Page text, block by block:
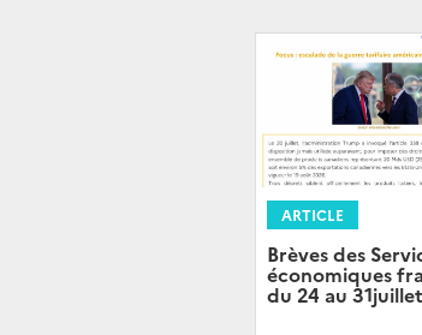
ARTICLE
Brèves des
économiques
du 24 au 31juillet